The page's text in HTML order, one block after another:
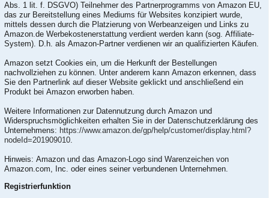
Abs. 1 lit. f. DSGVO) Teilnehmer des Partnerprogramms von Amazon EU,
das zur Bereitstellung eines Mediums für Websites konzipiert wurde,
mittels dessen durch die Platzierung von Werbeanzeigen und Links zu
Amazon.de Werbekostenerstattung verdient werden kann (sog. Affiliate-
System). D.h. als Amazon-Partner verdienen wir an qualifizierten Käufen.
Amazon setzt Cookies ein, um die Herkunft der Bestellungen
nachvollziehen zu können. Unter anderem kann Amazon erkennen, dass
Sie den Partnerlink auf dieser Website geklickt und anschließend ein
Produkt bei Amazon erworben haben.
Weitere Informationen zur Datennutzung durch Amazon und
Widerspruchsmöglichkeiten erhalten Sie in der Datenschutzerklärung des
Unternehmens: https://www.amazon.de/gp/help/customer/display.html?
nodeId=201909010
Hinweis: Amazon und das Amazon-Logo sind Warenzeichen von
Amazon.com, Inc. oder eines seiner verbundenen Unternehmen.
Registrierfunktion